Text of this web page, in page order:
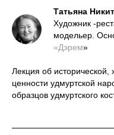
Татьяна
Художник -
модельер.
«Дэрем»
Лекция об исторической,
ценности удмуртской
образцов удмуртского